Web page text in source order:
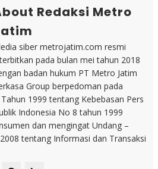
Redaksi Metro
siber metrojatim.com resmi
pada bulan mei tahun 2018
badan hukum PT Metro Jatim
Group berpedoman pada
1999 tentang Kebebasan Pers
Indonesia No 8 tahun 1999
dan mengingat Undang –
tentang Informasi dan Transaksi